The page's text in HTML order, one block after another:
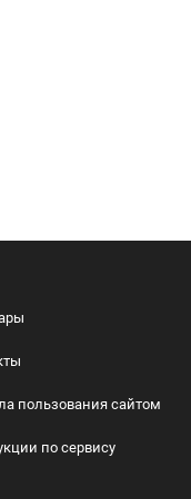
пользования сайтом
по сервису